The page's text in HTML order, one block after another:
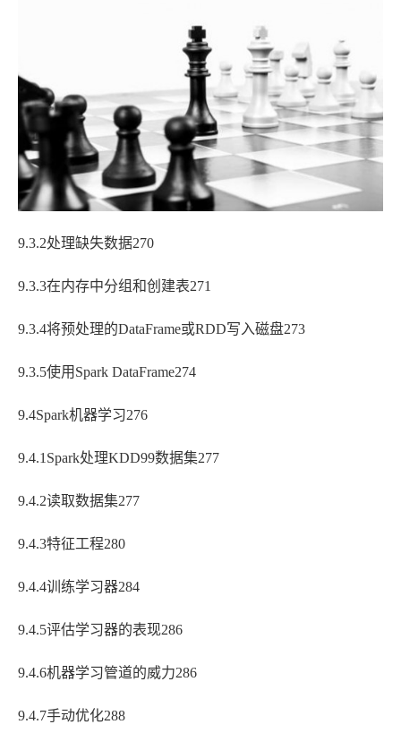
9.3.2处理缺失数据270
9.3.3在内存中分组和创建表271
9.3.4将预处理的DataFrame或RDD写入磁盘273
9.3.5使用Spark DataFrame274
9.4Spark机器学习276
9.4.1Spark处理KDD99数据集277
9.4.2读取数据集277
9.4.3特征工程280
9.4.4训练学习器284
9.4.5评估学习器的表现286
9.4.6机器学习管道的威力286
9.4.7手动优化288